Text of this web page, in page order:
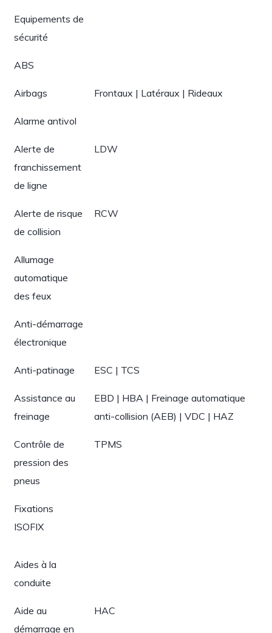
Equipements de
sécurité
ABS
Airbags Frontaux | Latéraux | Rideaux
Alarme antivol
Alerte de
franchissement
de ligne
LDW
Alerte de risque
de collision
RCW
Allumage
automatique
des feux
Anti-démarrage
électronique
Anti-patinage ESC | TCS
Assistance au
freinage
EBD | HBA | Freinage automatique
anti-collision (AEB) | VDC | HAZ
Contrôle de
pression des
pneus
TPMS
Fixations
ISOFIX
Aides à la
conduite
Aide au
démarrage en
HAC